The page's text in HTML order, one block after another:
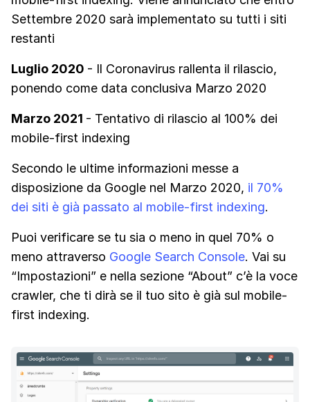
Settembre 2020 sarà implementato su tutti i siti
restanti
Luglio 2020 - Il Coronavirus rallenta il rilascio,
ponendo come data conclusiva Marzo 2020
Marzo 2021 - Tentativo di rilascio al 100% dei
mobile-first indexing
Secondo le ultime informazioni messe a
disposizione da Google nel Marzo 2020, il 70%
dei siti è già passato al mobile-first indexing.
Puoi verificare se tu sia o meno in quel 70% o
meno attraverso Google Search Console. Vai su
“Impostazioni” e nella sezione “About” c’è la voce
crawler, che ti dirà se il tuo sito è già sul mobile-
first indexing.